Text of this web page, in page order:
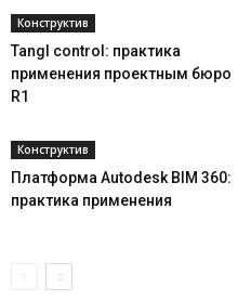
Конструктив
Tangl control: практика
применения проектным бюро
R1
Конструктив
Платформа Autodesk BIM 360:
практика применения